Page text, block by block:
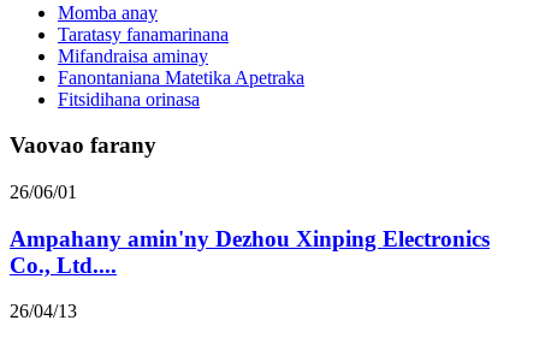
Momba anay
Taratasy fanamarinana
Mifandraisa aminay
Fanontaniana Matetika Apetraka
Fitsidihana orinasa
Vaovao farany
26/06/01
Ampahany amin'ny Dezhou Xinping Electronics
Co., Ltd....
26/04/13